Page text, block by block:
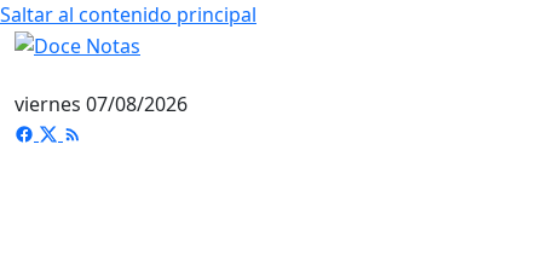
Saltar al contenido principal
viernes 07/08/2026